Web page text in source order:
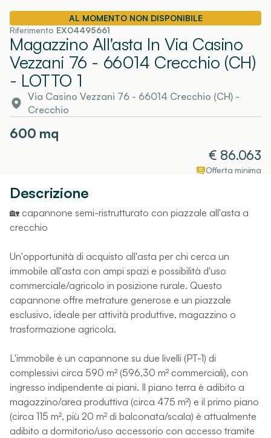
AL MOMENTO NON DISPONIBILE
Riferimento EX04495661
Magazzino All'asta In Via Casino
Vezzani 76 - 66014 Crecchio (CH)
- LOTTO 1
Via Casino Vezzani 76 - 66014 Crecchio (CH)-
Crecchio
600 mq
€ 86.063
Offerta minima
Descrizione
🏡 capannone semi-ristrutturato con piazzale all'asta a
crecchio
Un'opportunità di acquisto all'asta per chi cerca un
immobile all'asta con ampi spazi e possibilità d'uso
commerciale/agricolo in posizione rurale. Questo
capannone offre metrature generose e un piazzale
esclusivo, ideale per attività produttive, magazzino o
trasformazione agricola.
L'immobile è un capannone su due livelli (PT-1) di
complessivi circa 590 m² (596,30 m² commerciali), con
ingresso indipendente ai piani. Il piano terra è adibito a
magazzino/area produttiva (circa 475 m²) e il primo piano
(circa 115 m², più 20 m² di balconata/scala) è attualmente
adibito a dormitorio/uso accessorio con accesso tramite